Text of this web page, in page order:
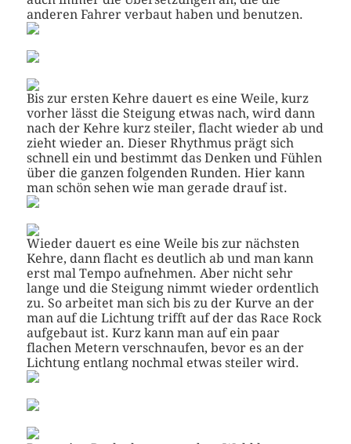
anderen Fahrer verbaut haben und benutzen.
Bis zur ersten Kehre dauert es eine Weile, kurz
vorher lässt die Steigung etwas nach, wird dann
nach der Kehre kurz steiler, flacht wieder ab und
zieht wieder an. Dieser Rhythmus prägt sich
schnell ein und bestimmt das Denken und Fühlen
über die ganzen folgenden Runden. Hier kann
man schön sehen wie man gerade drauf ist.
Wieder dauert es eine Weile bis zur nächsten
Kehre, dann flacht es deutlich ab und man kann
erst mal Tempo aufnehmen. Aber nicht sehr
lange und die Steigung nimmt wieder ordentlich
zu. So arbeitet man sich bis zu der Kurve an der
man auf die Lichtung trifft auf der das Race Rock
aufgebaut ist. Kurz kann man auf ein paar
flachen Metern verschnaufen, bevor es an der
Lichtung entlang nochmal etwas steiler wird.